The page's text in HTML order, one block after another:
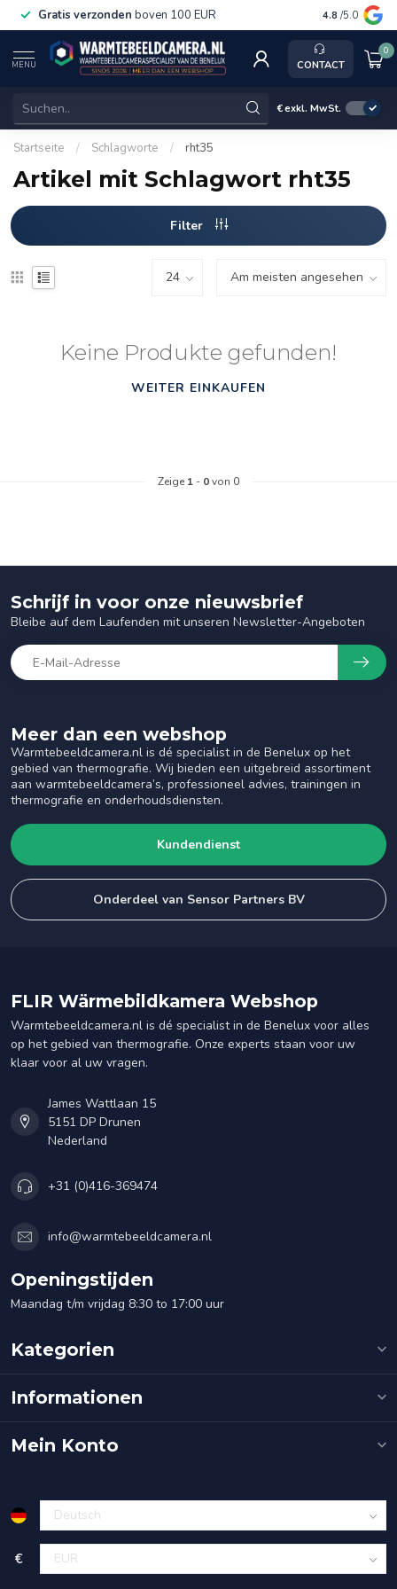
Gratis verzonden boven 100 EUR Service,
4.8 /5.0
MENU CONTACT
0
€exkl. MwSt.
Startseite / Schlagworte / rht35
Artikel mit Schlagwort rht35
Filter
Keine Produkte gefunden!
WEITER EINKAUFEN
Zeige 1 - 0von 0
Meer dan een webshop
Warmtebeeldcamera.nl is dé specialist in de Benelux op het
gebied van thermografie. Wij bieden een uitgebreid assortiment
aan warmtebeeldcamera’s, professioneel advies, trainingen in
thermografie en onderhoudsdiensten.
Kundendienst
Onderdeel van Sensor Partners BV
Schrijf in voor onze nieuwsbrief
Bleibe auf dem Laufenden mit unseren Newsletter-Angeboten
FLIR Wärmebildkamera Webshop
Warmtebeeldcamera.nl is dé specialist in de Benelux voor alles
op het gebied van thermografie. Onze experts staan voor uw
klaar voor al uw vragen.
James Wattlaan 15
5151 DP Drunen
Nederland
+31 (0)416-369474
info@warmtebeeldcamera.nl
Openingstijden
Maandag t/m vrijdag 8:30 to 17:00 uur
Kategorien
Informationen
Mein Konto
€